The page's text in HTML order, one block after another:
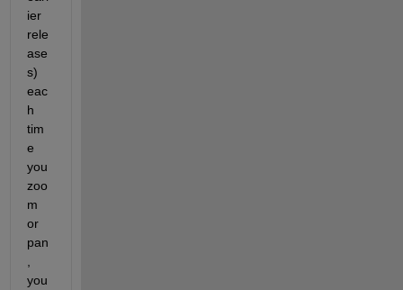
ier
rele
ase
s)
eac
h
tim
e
you
zoo
m
or
pan
you